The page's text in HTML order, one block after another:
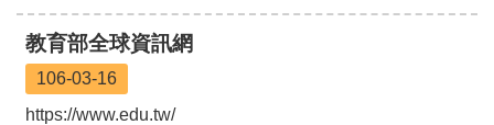
訊
開
教育部全球資訊網
106-03-16
https://www.edu.tw/